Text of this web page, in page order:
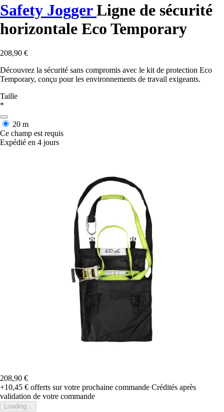
Safety JoggerLigne de sécurité
horizontale Eco Temporary
208,90 €
Découvrez la sécurité sans compromis avec le kit de protection Eco
Temporary, conçu pour les environnements de travail exigeants.
Taille
*
20 m
Ce champ est requis
Expédié en 4 jours
208,90 €
+10,45 € offerts sur votre prochaine commande Crédités après
validation de votre commande
Loading...